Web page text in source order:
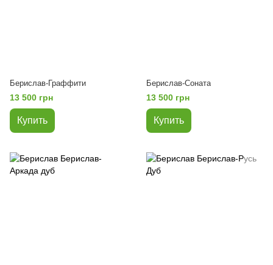
Берислав-Граффити
13 500 грн
Купить
Берислав-Соната
13 500 грн
Купить